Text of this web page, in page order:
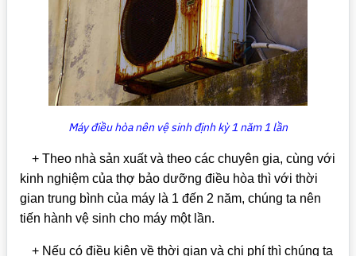
Máy điều hòa nên vệ sinh định kỳ 1 năm 1 lần
+ Theo nhà sản xuất và theo các chuyên gia, cùng với
kinh nghiệm của thợ bảo dưỡng điều hòa thì với thời
gian trung bình của máy là 1 đến 2 năm, chúng ta nên
tiến hành vệ sinh cho máy một lần.
+ Nếu có điều kiện về thời gian và chi phí thì chúng ta